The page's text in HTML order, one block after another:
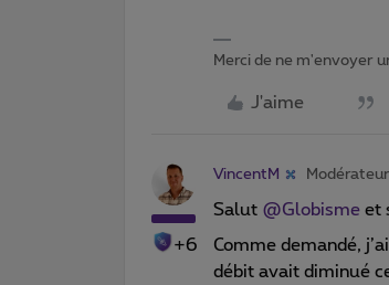
Merci de ne m'envoyer
J'aime
+6
VincentM Modérateur
Salut @Globisme et
Comme demandé,
débit avait diminué